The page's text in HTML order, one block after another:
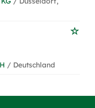
/ Deutschland